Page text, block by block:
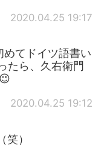
2020.04.25 19:17
てドイツ語書い
たら、久右衛門
2020.04.25 19:12
笑）